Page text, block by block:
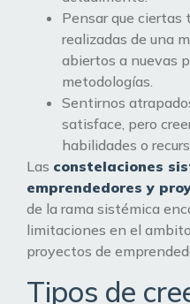
Pensar que ciertas
realizadas de una
abiertos a nuevas
metodologías.
Sentirnos
satisface, pero
habilidades o
Las constelaciones
emprendedores y
de la rama sistémica
limitaciones en el
proyectos de
Tipos de